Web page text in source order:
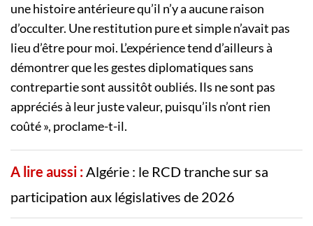
une histoire antérieure qu’il n’y a aucune raison
d’occulter. Une restitution pure et simple n’avait pas
lieu d’être pour moi. L’expérience tend d’ailleurs à
démontrer que les gestes diplomatiques sans
contrepartie sont aussitôt oubliés. Ils ne sont pas
appréciés à leur juste valeur, puisqu’ils n’ont rien
coûté », proclame-t-il.
A lire aussi :Algérie : le RCD tranche sur sa
participation aux législatives de 2026